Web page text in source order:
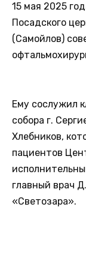
15 мая 2025
Посадского
(Самойлов)
Ему сослужил
собора г.
Хлебников,
пациентов
главный врач
«Светозара».